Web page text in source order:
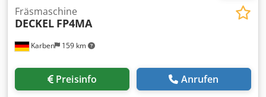
Karben 159 km
Fräsmaschine
DECKEL FP4MA
Preisinfo Anrufen